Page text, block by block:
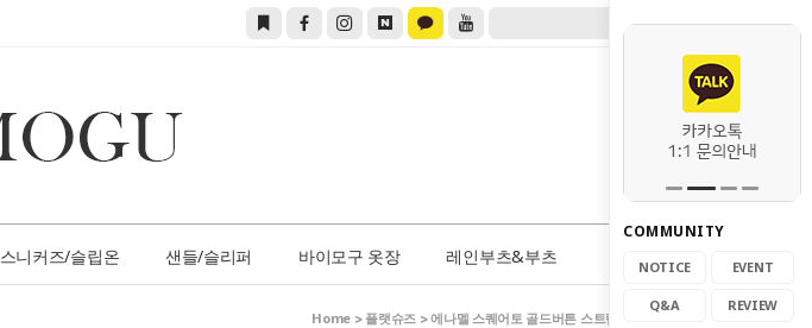
스니커즈/슬립온 샌들/슬리퍼 바이모구 옷장 레인부츠&부츠
COMMUNITY
NOTICE EVENT
Q&A REVIEW
Home > 플랫슈즈 > 에나멜 스퀘어토 골드버튼 스트랩 메리제인 플랫슈즈